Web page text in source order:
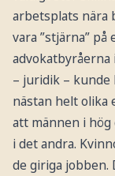
arbetsplats nära
vara ”stjärna”
advokatbyråerna
– juridik – kunde
nästan helt olika
att männen i hög
i det andra.
de giriga jobben.